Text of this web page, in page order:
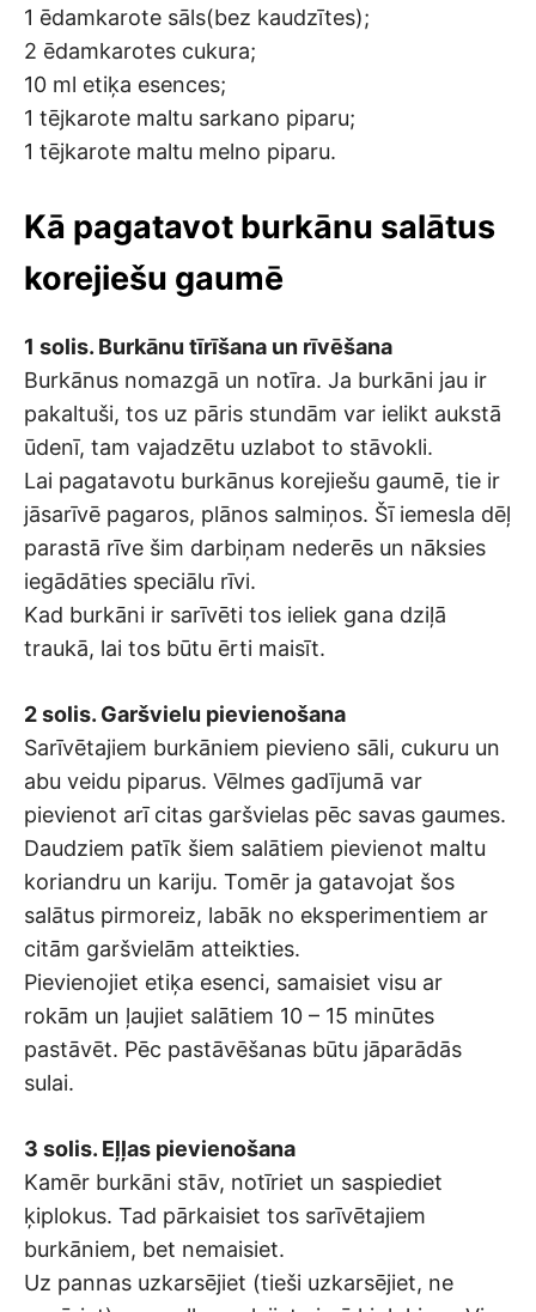
1 ēdamkarote sāls(bez kaudzītes);
2 ēdamkarotes cukura;
10 ml etiķa esences;
1 tējkarote maltu sarkano piparu;
1 tējkarote maltu melno piparu.
Kā pagatavot burkānu salātus
korejiešu gaumē
1 solis. Burkānu tīrīšana un rīvēšana
Burkānus nomazgā un notīra. Ja burkāni jau ir
pakaltuši, tos uz pāris stundām var ielikt aukstā
ūdenī, tam vajadzētu uzlabot to stāvokli.
Lai pagatavotu burkānus korejiešu gaumē, tie ir
jāsarīvē pagaros, plānos salmiņos. Šī iemesla dēļ
parastā rīve šim darbiņam nederēs un nāksies
iegādāties speciālu rīvi.
Kad burkāni ir sarīvēti tos ieliek gana dziļā
traukā, lai tos būtu ērti maisīt.
2 solis. Garšvielu pievienošana
Sarīvētajiem burkāniem pievieno sāli, cukuru un
abu veidu piparus. Vēlmes gadījumā var
pievienot arī citas garšvielas pēc savas gaumes.
Daudziem patīk šiem salātiem pievienot maltu
koriandru un kariju. Tomēr ja gatavojat šos
salātus pirmoreiz, labāk no eksperimentiem ar
citām garšvielām atteikties.
Pievienojiet etiķa esenci, samaisiet visu ar
rokām un ļaujiet salātiem 10 – 15 minūtes
pastāvēt. Pēc pastāvēšanas būtu jāparādās
sulai.
3 solis. Eļļas pievienošana
Kamēr burkāni stāv, notīriet un saspiediet
ķiplokus. Tad pārkaisiet tos sarīvētajiem
burkāniem, bet nemaisiet.
Uz pannas uzkarsējiet (tieši uzkarsējiet, ne